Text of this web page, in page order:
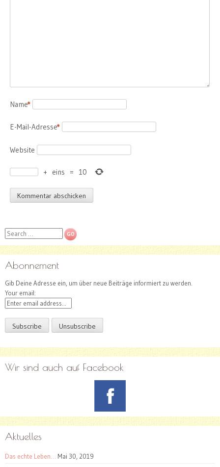
Name
*
E-Mail-Adresse
*
Website
+ eins = 10
Search
Abonnement
Gib Deine Adresse ein, um über neue Beiträge informiert zu werden.
Your email:
Wir sind auch auf Facebook
Aktuelles
Das echte Leben…
Mai 30, 2019